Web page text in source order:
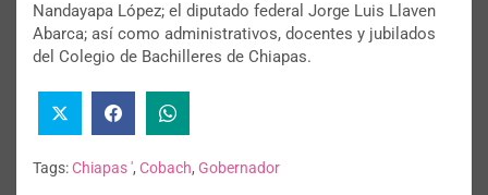
Nandayapa López; el diputado federal Jorge Luis Llaven
Abarca; así como administrativos, docentes y jubilados
del Colegio de Bachilleres de Chiapas.
Tags:Chiapas ', Cobach, Gobernador